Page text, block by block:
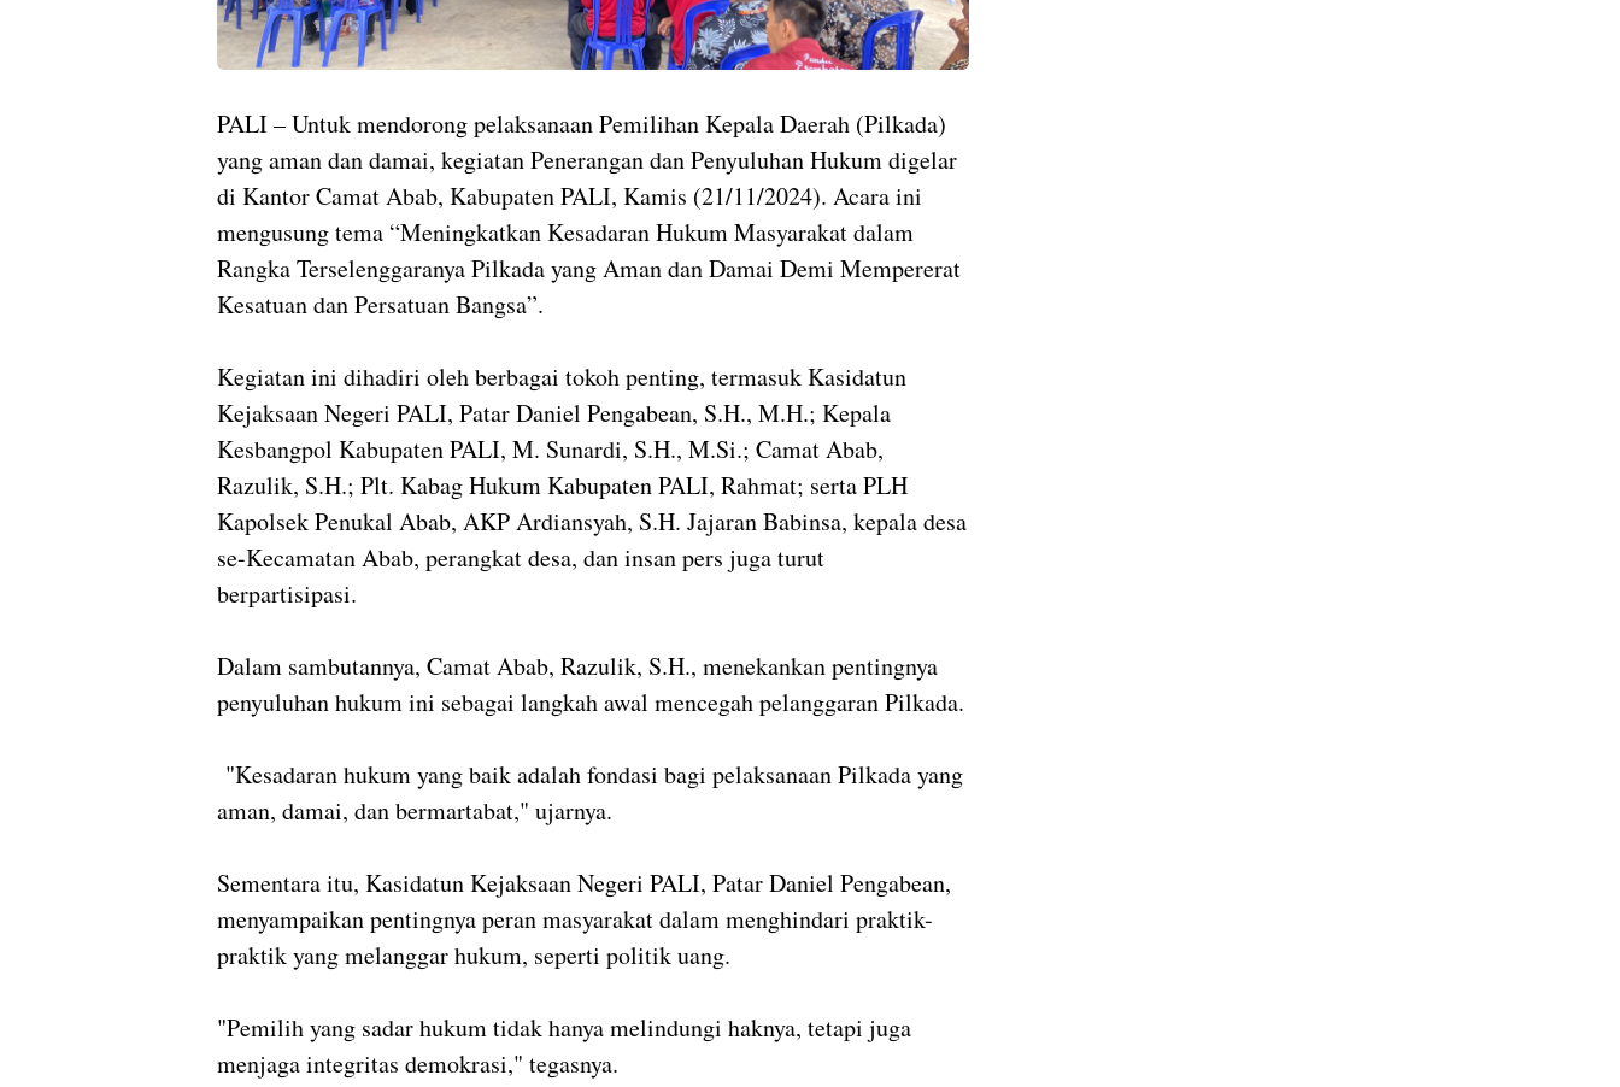
PALI – Untuk mendorong pelaksanaan Pemilihan Kepala Daerah (Pilkada)
yang aman dan damai, kegiatan Penerangan dan Penyuluhan Hukum digelar
di Kantor Camat Abab, Kabupaten PALI, Kamis (21/11/2024). Acara ini
mengusung tema “Meningkatkan Kesadaran Hukum Masyarakat dalam
Rangka Terselenggaranya Pilkada yang Aman dan Damai Demi Mempererat
Kesatuan dan Persatuan Bangsa”.
Kegiatan ini dihadiri oleh berbagai tokoh penting, termasuk Kasidatun
Kejaksaan Negeri PALI, Patar Daniel Pengabean, S.H., M.H.; Kepala
Kesbangpol Kabupaten PALI, M. Sunardi, S.H., M.Si.; Camat Abab,
Razulik, S.H.; Plt. Kabag Hukum Kabupaten PALI, Rahmat; serta PLH
Kapolsek Penukal Abab, AKP Ardiansyah, S.H. Jajaran Babinsa, kepala desa
se-Kecamatan Abab, perangkat desa, dan insan pers juga turut
berpartisipasi.
Dalam sambutannya, Camat Abab, Razulik, S.H., menekankan pentingnya
penyuluhan hukum ini sebagai langkah awal mencegah pelanggaran Pilkada.
"Kesadaran hukum yang baik adalah fondasi bagi pelaksanaan Pilkada yang
aman, damai, dan bermartabat," ujarnya.
Sementara itu, Kasidatun Kejaksaan Negeri PALI, Patar Daniel Pengabean,
menyampaikan pentingnya peran masyarakat dalam menghindari praktik-
praktik yang melanggar hukum, seperti politik uang.
"Pemilih yang sadar hukum tidak hanya melindungi haknya, tetapi juga
menjaga integritas demokrasi," tegasnya.